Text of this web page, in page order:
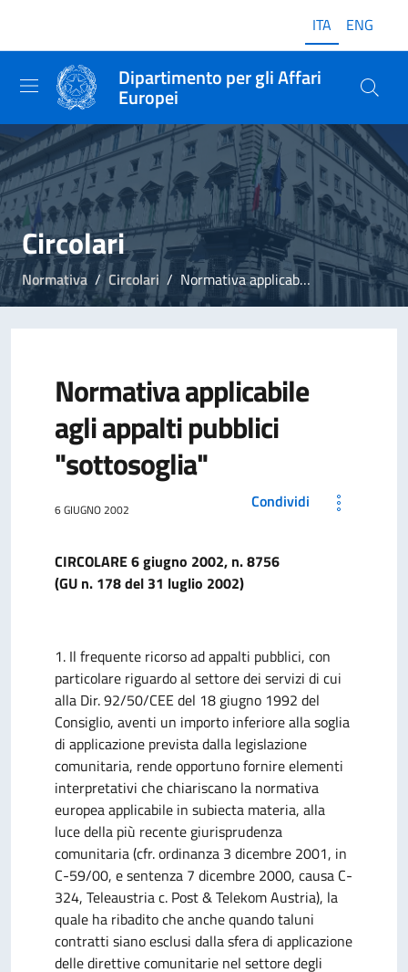
ITA ENG
Dipartimento per gli Affari
Europei
Circolari
Normativa Circolari Normativa applicabile agli appalti pubblici "sottosoglia"
Normativa applicabile
agli appalti pubblici
"sottosoglia"
6 GIUGNO 2002 Condividi
CIRCOLARE 6 giugno 2002, n. 8756
(GU n. 178 del 31 luglio 2002)
1. Il frequente ricorso ad appalti pubblici, con
particolare riguardo al settore dei servizi di cui
alla Dir. 92/50/CEE del 18 giugno 1992 del
Consiglio, aventi un importo inferiore alla soglia
di applicazione prevista dalla legislazione
comunitaria, rende opportuno fornire elementi
interpretativi che chiariscano la normativa
europea applicabile in subiecta materia, alla
luce della più recente giurisprudenza
comunitaria (cfr. ordinanza 3 dicembre 2001, in
C-59/00, e sentenza 7 dicembre 2000, causa C-
324, Teleaustria c. Post & Telekom Austria), la
quale ha ribadito che anche quando taluni
contratti siano esclusi dalla sfera di applicazione
delle direttive comunitarie nel settore degli